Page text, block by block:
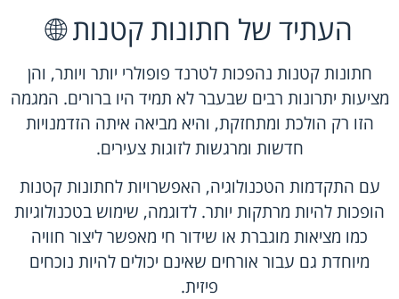
העתיד של חתונות קטנות 🌐
חתונות קטנות נהפכות לטרנד פופולרי יותר ויותר, והן
מציעות יתרונות רבים שבעבר לא תמיד היו ברורים. המגמה
הזו רק הולכת ומתחזקת, והיא מביאה איתה הזדמנויות
חדשות ומרגשות לזוגות צעירים.
עם התקדמות הטכנולוגיה, האפשרויות לחתונות קטנות
הופכות להיות מרתקות יותר. לדוגמה, שימוש בטכנולוגיות
כמו מציאות מוגברת או שידור חי מאפשר ליצור חוויה
מיוחדת גם עבור אורחים שאינם יכולים להיות נוכחים
פיזית.